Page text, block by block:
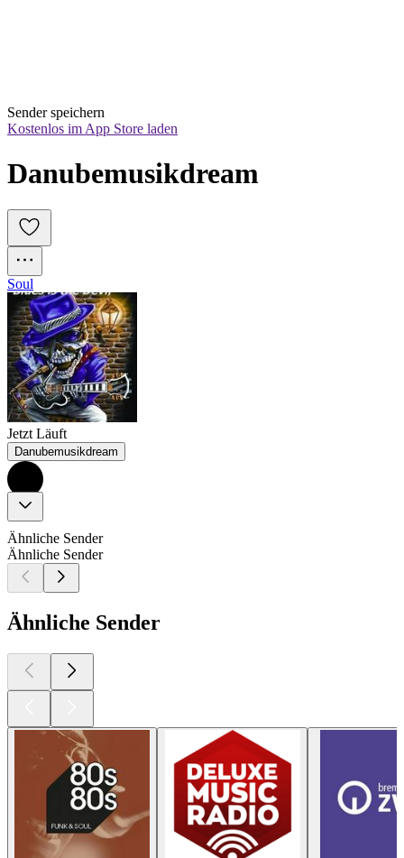
Sender speichern
Kostenlos im App Store laden
Danubemusikdream
Soul
Jetzt Läuft
Danubemusikdream
Ähnliche Sender
Ähnliche Sender
Ähnliche Sender